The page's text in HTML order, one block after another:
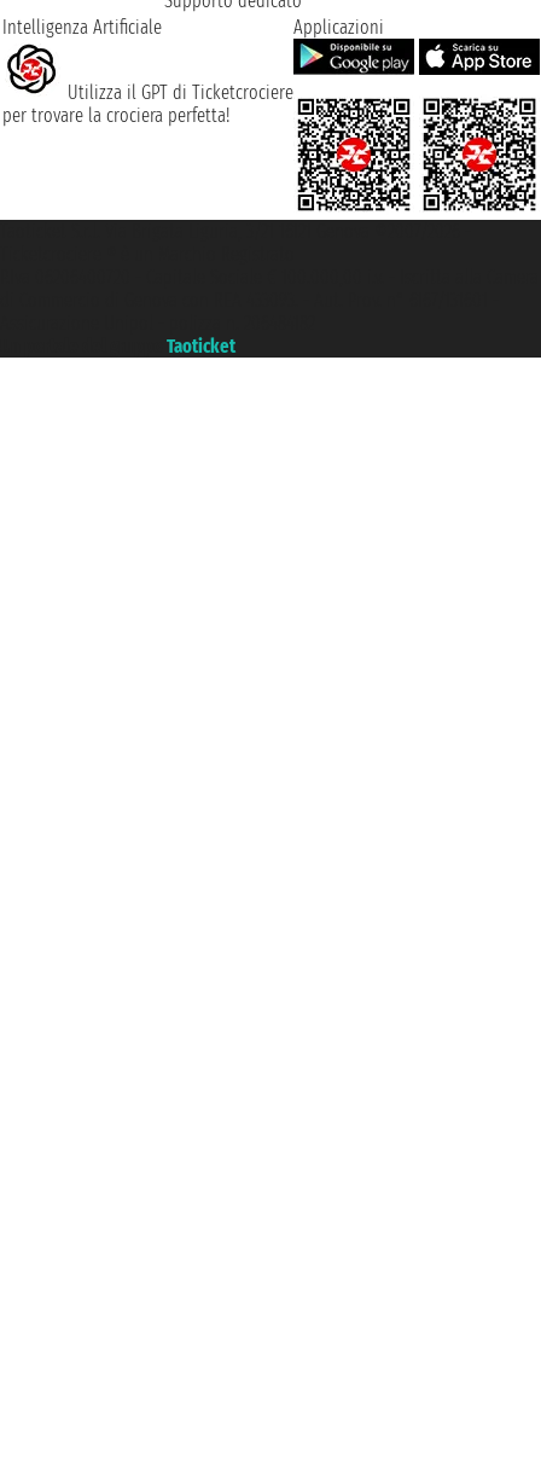
Intelligenza Artificiale
Utilizza il GPT di Ticketcrociere
per trovare la crociera perfetta!
Applicazioni
Taoticket